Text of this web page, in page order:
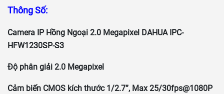
Thông Số:
Camera IP Hồng Ngoại 2.0 Megapixel DAHUA IPC-
HFW1230SP-S3
Độ phân giải 2.0 Megapixel
Cảm biến CMOS kích thước 1/2.7”, Max 25/30fps@1080P